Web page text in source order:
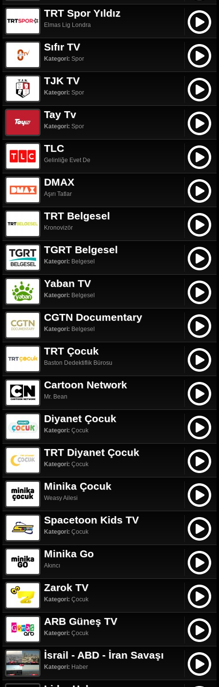
TRT Spor Yıldız
Elmas Lig Londra
Sıfır TV
Kategori: Spor
TJK TV
Kategori: Spor
Tay Tv
Kategori: Spor
TLC
Gelinliğe Evet De
DMAX
Aşırı Tatlar
TRT Belgesel
Kronovizör
TGRT Belgesel
Kategori: Belgesel
Yaban TV
Kategori: Belgesel
CGTN Documentary
Kategori: Belgesel
TRT Çocuk
Baston Dedektiflik Bürosu
Cartoon Network
Mr. Bean
Diyanet Çocuk
Kategori: Çocuk
TRT Diyanet Çocuk
Kategori: Çocuk
Minika Çocuk
Weasy Ailesi
Spacetoon Kids TV
Kategori: Çocuk
Minika Go
Akıncı
Zarok TV
Kategori: Çocuk
ARB Güneş TV
Kategori: Çocuk
İsrail - ABD - İran Savaşı
Kategori: Haber